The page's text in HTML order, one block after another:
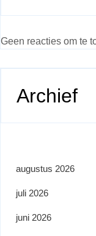
Geen reacties om te
Archief
augustus 2026
juli 2026
juni 2026